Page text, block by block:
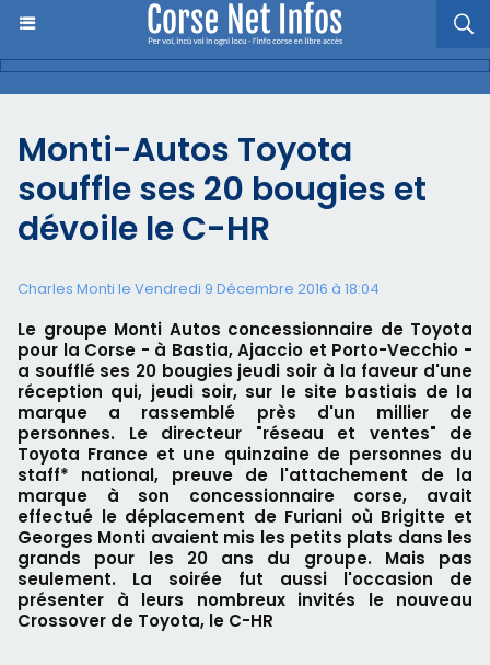
Monti-Autos Toyota
souffle ses 20 bougies et
dévoile le C-HR
Charles Monti le Vendredi 9 Décembre 2016 à 18:04
Le groupe Monti Autos concessionnaire de Toyota
pour la Corse - à Bastia, Ajaccio et Porto-Vecchio -
a soufflé ses 20 bougies jeudi soir à la faveur d'une
réception qui, jeudi soir, sur le site bastiais de la
marque a rassemblé près d'un millier de
personnes. Le directeur "réseau et ventes" de
Toyota France et une quinzaine de personnes du
staff* national, preuve de l'attachement de la
marque à son concessionnaire corse, avait
effectué le déplacement de Furiani où Brigitte et
Georges Monti avaient mis les petits plats dans les
grands pour les 20 ans du groupe. Mais pas
seulement. La soirée fut aussi l'occasion de
présenter à leurs nombreux invités le nouveau
Crossover de Toyota, le C-HR